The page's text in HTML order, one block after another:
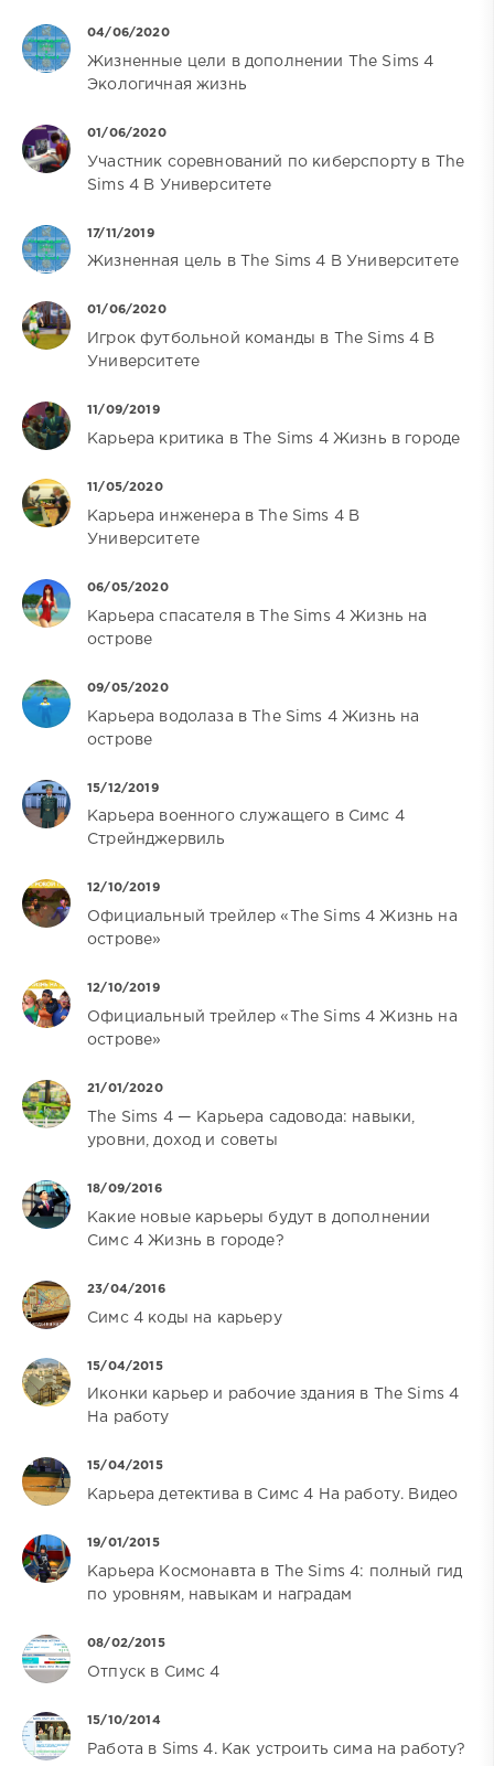
04/06/2020
Жизненные цели в дополнении The Sims 4
Экологичная жизнь
01/06/2020
Участник соревнований по киберспорту в The
Sims 4 В Университете
17/11/2019
Жизненная цель в The Sims 4 В Университете
01/06/2020
Игрок футбольной команды в The Sims 4 В
Университете
11/09/2019
Карьера критика в The Sims 4 Жизнь в городе
11/05/2020
Карьера инженера в The Sims 4 В
Университете
06/05/2020
Карьера спасателя в The Sims 4 Жизнь на
острове
09/05/2020
Карьера водолаза в The Sims 4 Жизнь на
острове
15/12/2019
Карьера военного служащего в Симс 4
Стрейнджервиль
12/10/2019
Официальный трейлер «The Sims 4 Жизнь на
острове»
12/10/2019
Официальный трейлер «The Sims 4 Жизнь на
острове»
21/01/2020
The Sims 4 — Карьера садовода: навыки,
уровни, доход и советы
18/09/2016
Какие новые карьеры будут в дополнении
Симс 4 Жизнь в городе?
23/04/2016
Симс 4 коды на карьеру
15/04/2015
Иконки карьер и рабочие здания в The Sims 4
На работу
15/04/2015
Карьера детектива в Симс 4 На работу. Видео
19/01/2015
Карьера Космонавта в The Sims 4: полный гид
по уровням, навыкам и наградам
08/02/2015
Отпуск в Симс 4
15/10/2014
Работа в Sims 4. Как устроить сима на работу?